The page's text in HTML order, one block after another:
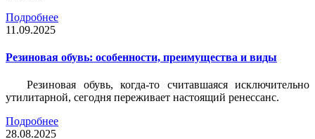
Подробнее
11.09.2025
Резиновая обувь: особенности, преимущества и виды
Резиновая обувь, когда-то считавшаяся исключительно
утилитарной, сегодня переживает настоящий ренессанс.
Подробнее
28.08.2025